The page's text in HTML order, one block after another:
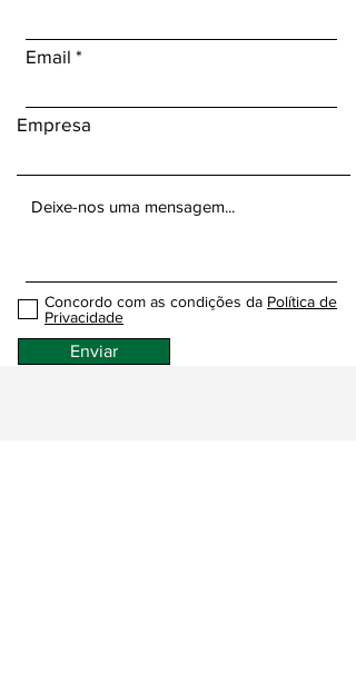
Email
Empresa
Concordo com as condições da Política de
Privacidade
Enviar